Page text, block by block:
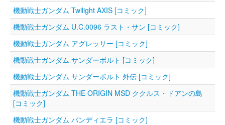
機動戦士ガンダム Twilight AXIS [コミック]
機動戦士ガンダム U.C.0096 ラスト・サン [コミック]
機動戦士ガンダム アグレッサー [コミック]
機動戦士ガンダム サンダーボルト [コミック]
機動戦士ガンダム サンダーボルト 外伝 [コミック]
機動戦士ガンダム THE ORIGIN MSD ククルス・ドアンの島
[コミック]
機動戦士ガンダム バンディエラ [コミック]